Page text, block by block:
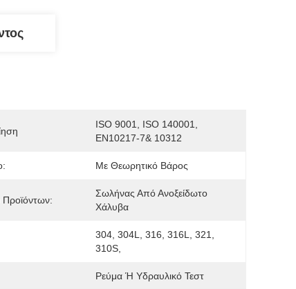
ISO 9001, ISO 140001,
EN10217-7& 10312
Με Θεωρητικό Βάρος
Σωλήνας Από Ανοξείδωτο
Χάλυβα
304, 304L, 316, 316L, 321,
310S,
Ρεύμα Ή Υδραυλικό Τεστ